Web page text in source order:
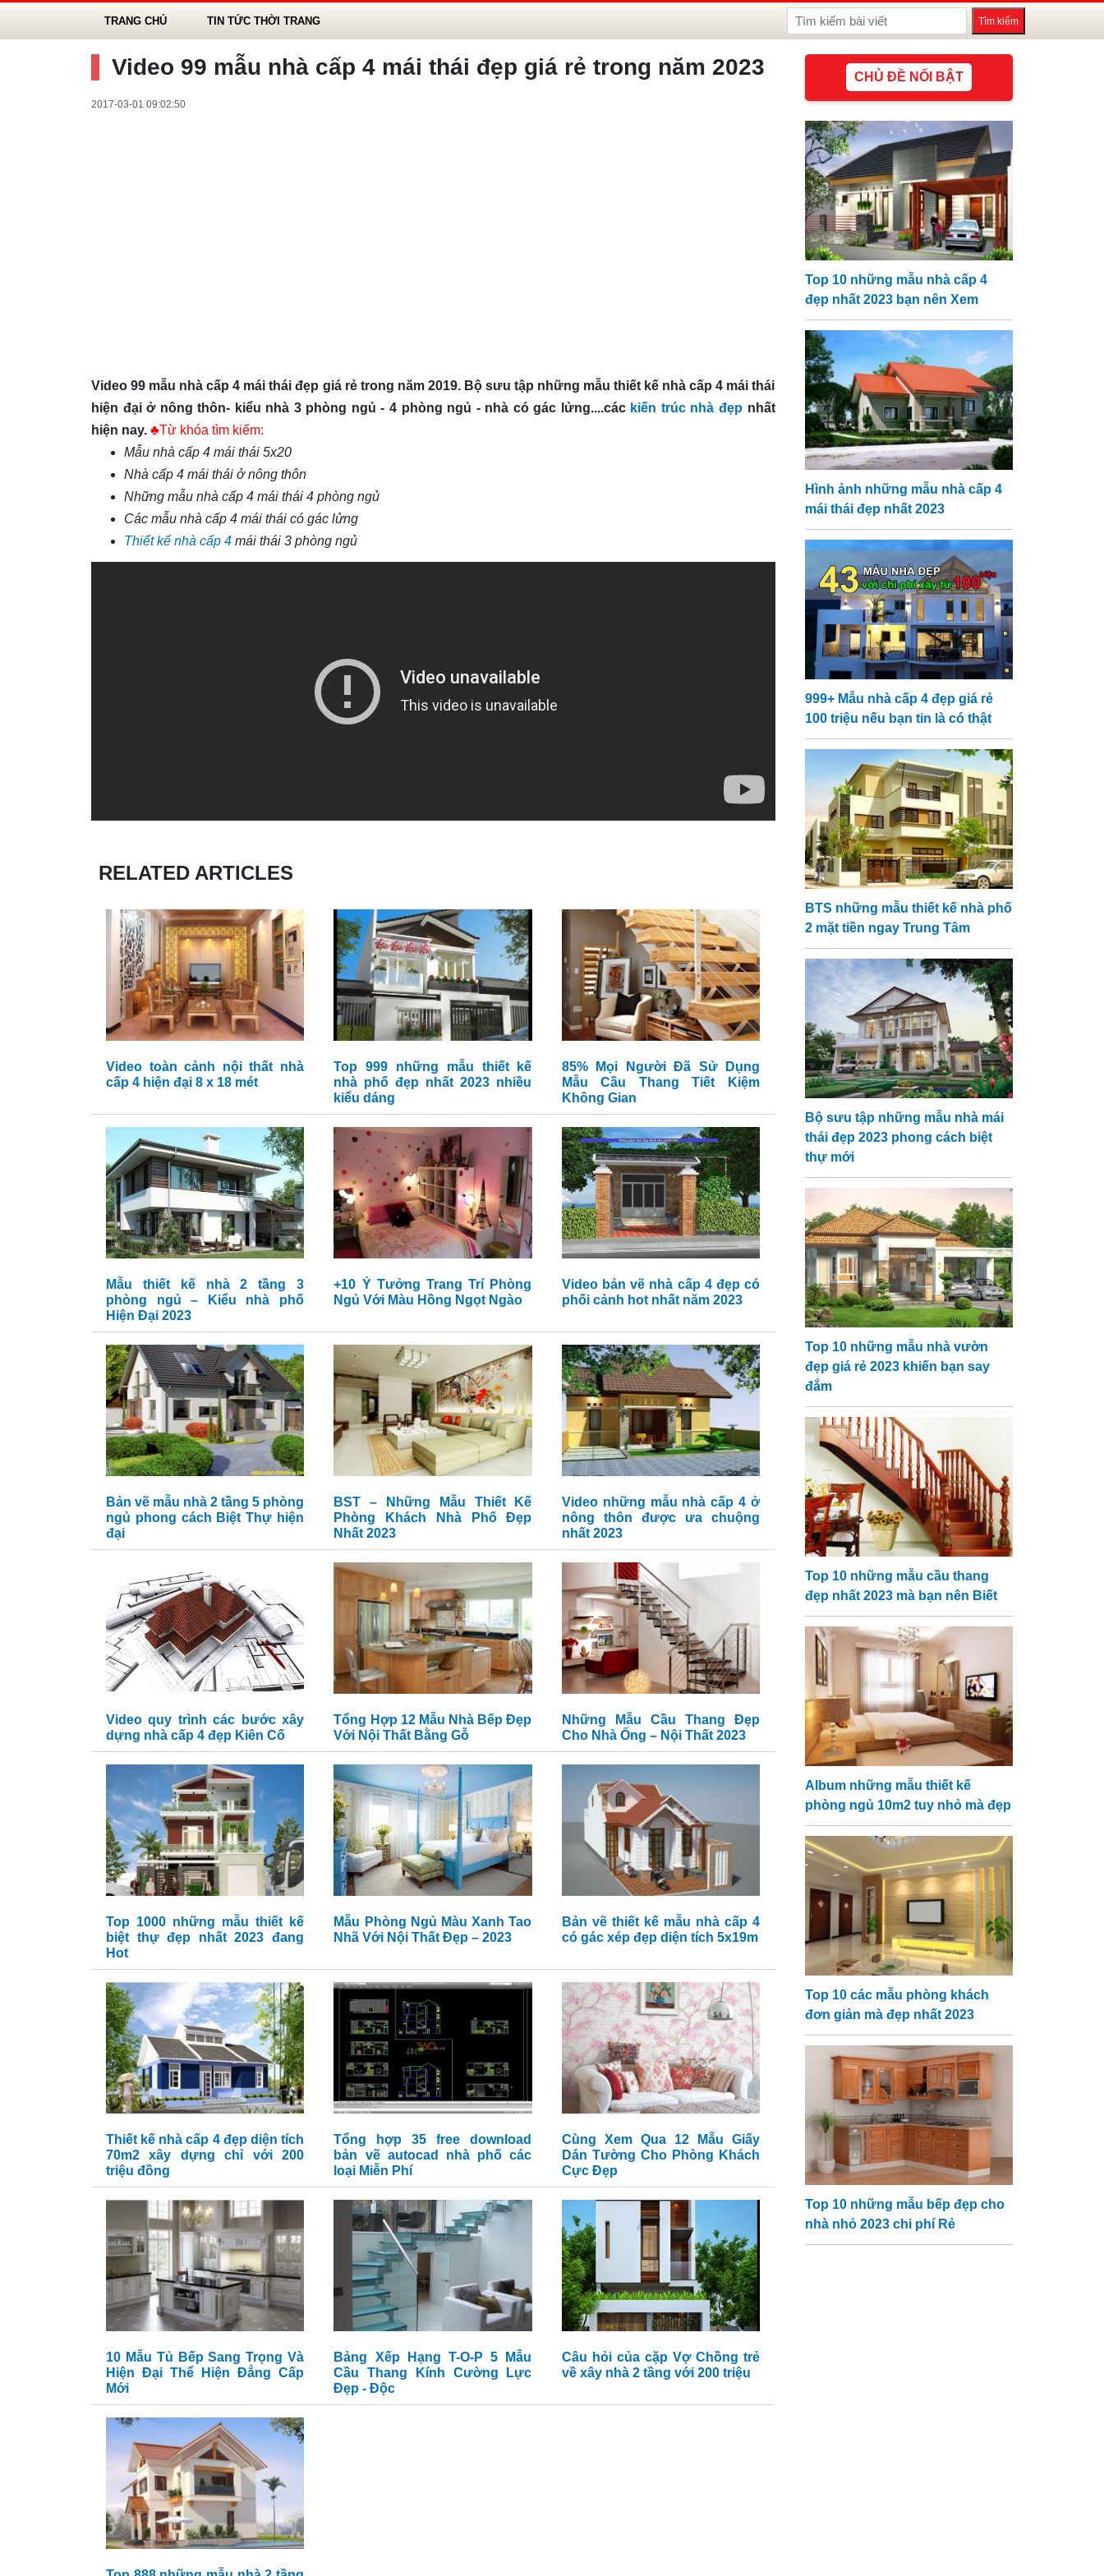
TRANG CHỦ TIN TỨC THỜI TRANG
Video 99 mẫu nhà cấp 4 mái thái đẹp giá rẻ trong năm 2023
2017-03-01 09:02:50
Video 99 mẫu nhà cấp 4 mái thái đẹp giá rẻ trong năm 2019. Bộ sưu tập những mẫu thiết kế nhà cấp 4 mái thái
hiện đại ở nông thôn- kiểu nhà 3 phòng ngủ - 4 phòng ngủ - nhà có gác lửng....các kiến trúc nhà đẹpnhất
hiện nay. ♣Từ khóa tìm kiếm:
Mẫu nhà cấp 4 mái thái 5x20
Nhà cấp 4 mái thái ở nông thôn
Những mẫu nhà cấp 4 mái thái 4 phòng ngủ
Các mẫu nhà cấp 4 mái thái có gác lửng
Thiết kế nhà cấp 4 mái thái 3 phòng ngủ
RELATED ARTICLES
Video toàn cảnh nội thất nhà
cấp 4 hiện đại 8 x 18 mét
Top 999 những mẫu thiết kế
nhà phố đẹp nhất 2023 nhiều
kiểu dáng
85% Mọi Người Đã Sử Dụng
Mẫu Cầu Thang Tiết Kiệm
Không Gian
Mẫu thiết kế nhà 2 tầng 3
phòng ngủ – Kiểu nhà phố
Hiện Đại 2023
+10 Ý Tưởng Trang Trí Phòng
Ngủ Với Màu Hồng Ngọt Ngào
Video bản vẽ nhà cấp 4 đẹp có
phối cảnh hot nhất năm 2023
Bản vẽ mẫu nhà 2 tầng 5 phòng
ngủ phong cách Biệt Thự hiện
đại
BST – Những Mẫu Thiết Kế
Phòng Khách Nhà Phố Đẹp
Nhất 2023
Video những mẫu nhà cấp 4 ở
nông thôn được ưa chuộng
nhất 2023
Video quy trình các bước xây
dựng nhà cấp 4 đẹp Kiên Cố
Tổng Hợp 12 Mẫu Nhà Bếp Đẹp
Với Nội Thất Bằng Gỗ
Những Mẫu Cầu Thang Đẹp
Cho Nhà Ống – Nội Thất 2023
Top 1000 những mẫu thiết kế
biệt thự đẹp nhất 2023 đang
Hot
Mẫu Phòng Ngủ Màu Xanh Tao
Nhã Với Nội Thất Đẹp – 2023
Bản vẽ thiết kế mẫu nhà cấp 4
có gác xép đẹp diện tích 5x19m
Thiết kế nhà cấp 4 đẹp diện tích
70m2 xây dựng chỉ với 200
triệu đồng
Tổng hợp 35 free download
bản vẽ autocad nhà phố các
loại Miễn Phí
Cùng Xem Qua 12 Mẫu Giấy
Dán Tường Cho Phòng Khách
Cực Đẹp
10 Mẫu Tủ Bếp Sang Trọng Và
Hiện Đại Thể Hiện Đẳng Cấp
Mới
Bảng Xếp Hạng T-O-P 5 Mẫu
Cầu Thang Kính Cường Lực
Đẹp - Độc
Câu hỏi của cặp Vợ Chồng trẻ
về xây nhà 2 tầng với 200 triệu
CHỦ ĐỀ NỔI BẬT
Top 10 những mẫu nhà cấp 4
đẹp nhất 2023 bạn nên Xem
Hình ảnh những mẫu nhà cấp 4
mái thái đẹp nhất 2023
999+ Mẫu nhà cấp 4 đẹp giá rẻ
100 triệu nếu bạn tin là có thật
BTS những mẫu thiết kế nhà phố
2 mặt tiền ngay Trung Tâm
Bộ sưu tập những mẫu nhà mái
thái đẹp 2023 phong cách biệt
thự mới
Top 10 những mẫu nhà vườn
đẹp giá rẻ 2023 khiến bạn say
đắm
Top 10 những mẫu cầu thang
đẹp nhất 2023 mà bạn nên Biết
Album những mẫu thiết kế
phòng ngủ 10m2 tuy nhỏ mà đẹp
Top 10 các mẫu phòng khách
đơn giản mà đẹp nhất 2023
Top 10 những mẫu bếp đẹp cho
nhà nhỏ 2023 chi phí Rẻ